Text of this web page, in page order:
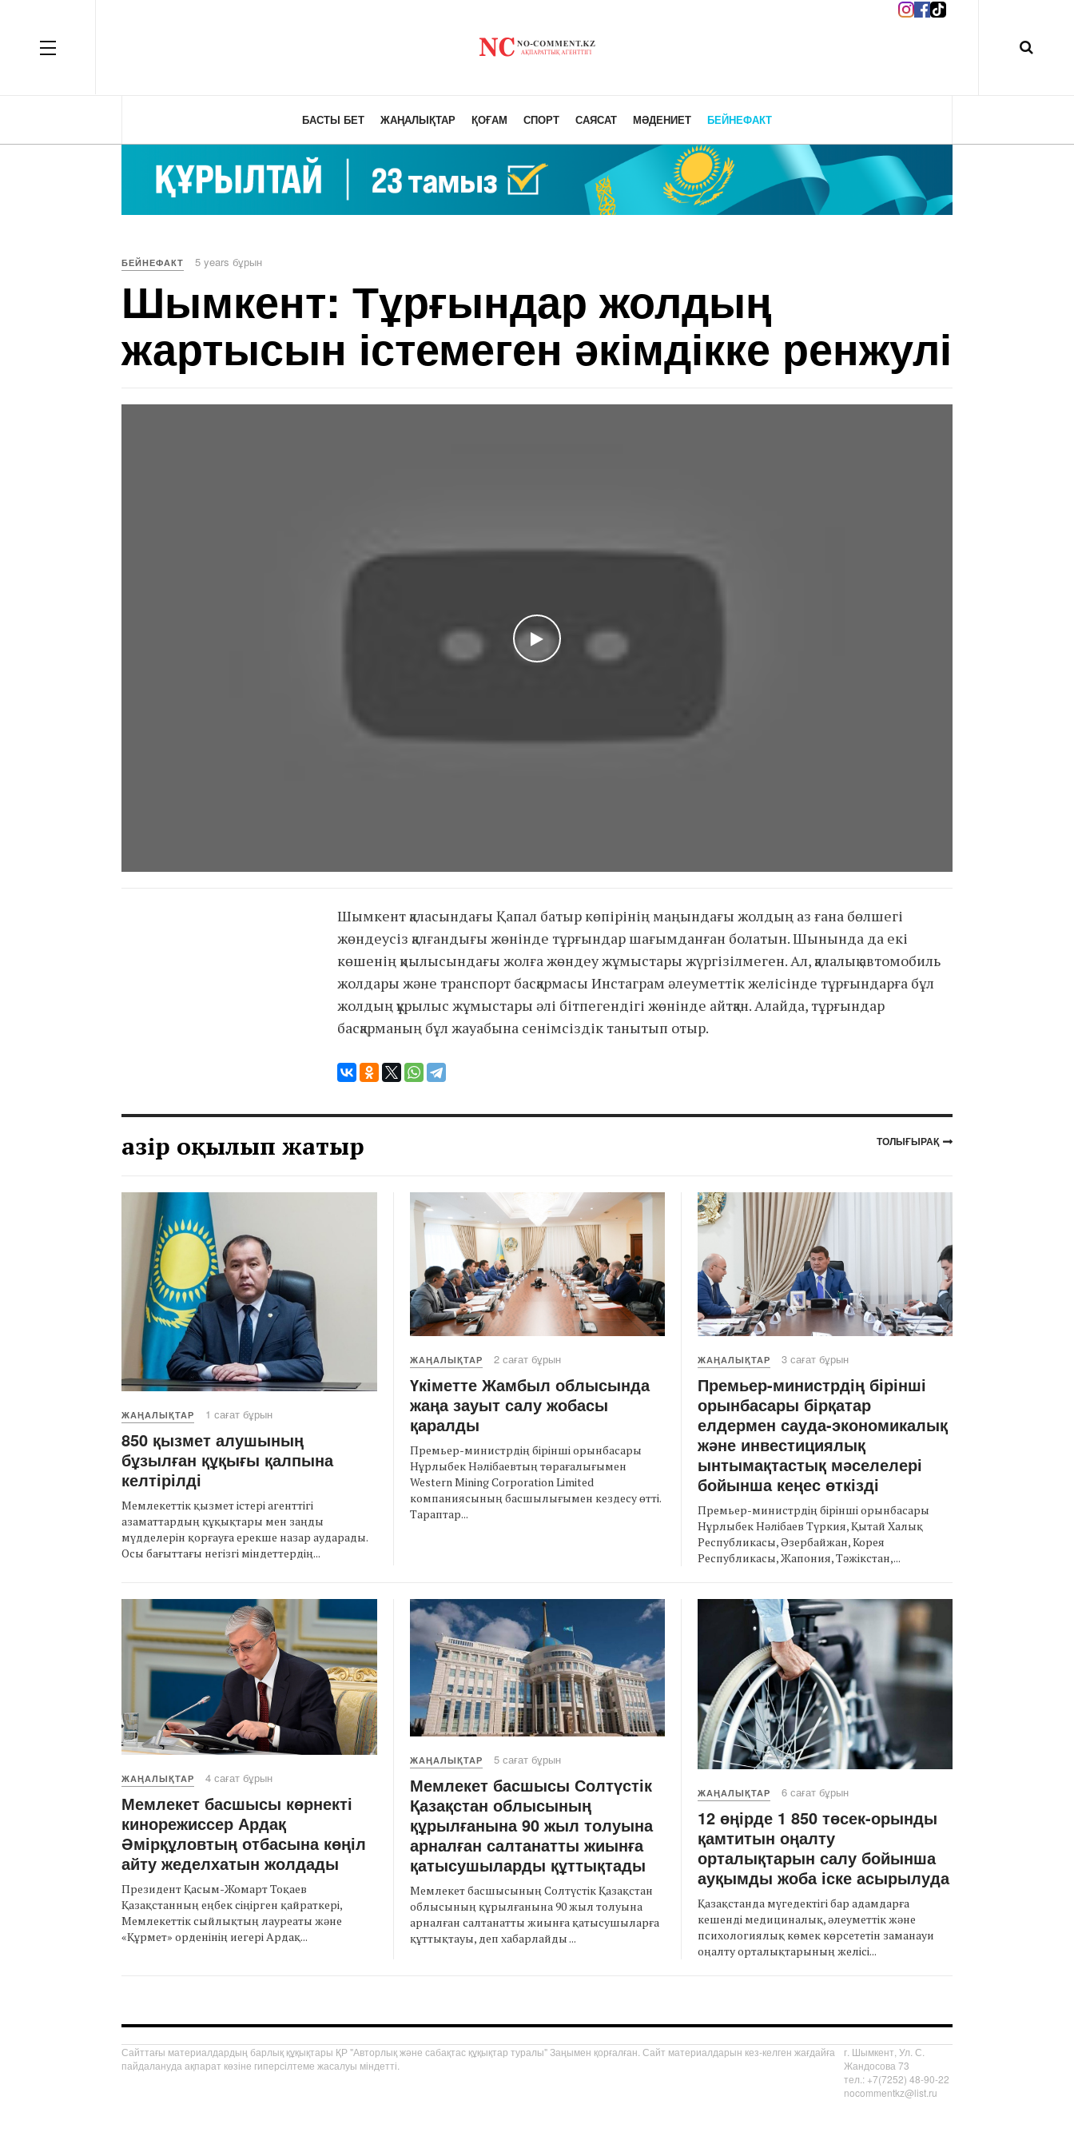
OFF CANVAS
БАСТЫ БЕТ ЖАҢАЛЫҚТАР ҚОҒАМ СПОРТ САЯСАТ МӘДЕНИЕТ БЕЙНЕФАКТ
БЕЙНЕФАКТ 5 years бұрын
Шымкент: Тұрғындар жолдың
жартысын істемеген әкімдікке ренжулі
WATCH THE VIDEO
Шымкент қаласындағы Қапал батыр көпірінің маңындағы жолдың аз ғана бөлшегі
жөндеусіз қалғандығы жөнінде тұрғындар шағымданған болатын. Шынында да екі
көшенің қиылысындағы жолға жөндеу жұмыстары жүргізілмеген. Ал, қалалық автомобиль
жолдары және транспорт басқармасы Инстаграм әлеуметтік желісінде тұрғындарға бұл
жолдың құрылыс жұмыстары әлі бітпегендігі жөнінде айтқан. Алайда, тұрғындар
басқарманың бұл жауабына сенімсіздік танытып отыр.
Қазір оқылып жатыр ТОЛЫҒЫРАҚ
ЖАҢАЛЫҚТАР 1 сағат бұрын
850 қызмет алушының
бұзылған құқығы қалпына
келтірілді
Мемлекеттік қызмет істері агенттігі
азаматтардың құқықтары мен заңды
мүдделерін қорғауға ерекше назар аударады.
Осы бағыттағы негізгі міндеттердің...
ЖАҢАЛЫҚТАР 2 сағат бұрын
Үкіметте Жамбыл облысында
жаңа зауыт салу жобасы
қаралды
Премьер-министрдің бірінші орынбасары
Нұрлыбек Нәлібаевтың төрағалығымен
Western Mining Corporation Limited
компаниясының басшылығымен кездесу өтті.
Тараптар...
ЖАҢАЛЫҚТАР 3 сағат бұрын
Премьер-министрдің бірінші
орынбасары бірқатар
елдермен сауда-экономикалық
және инвестициялық
ынтымақтастық мәселелері
бойынша кеңес өткізді
Премьер-министрдің бірінші орынбасары
Нұрлыбек Нәлібаев Түркия, Қытай Халық
Республикасы, Әзербайжан, Корея
Республикасы, Жапония, Тәжікстан,...
ЖАҢАЛЫҚТАР 4 сағат бұрын
Мемлекет басшысы көрнекті
кинорежиссер Ардақ
Әмірқұловтың отбасына көңіл
айту жеделхатын жолдады
Президент Қасым-Жомарт Тоқаев
Қазақстанның еңбек сіңірген қайраткері,
Мемлекеттік сыйлықтың лауреаты және
«Құрмет» орденінің иегері Ардақ...
ЖАҢАЛЫҚТАР 5 сағат бұрын
Мемлекет басшысы Солтүстік
Қазақстан облысының
құрылғанына 90 жыл толуына
арналған салтанатты жиынға
қатысушыларды құттықтады
Мемлекет басшысының Солтүстік Қазақстан
облысының құрылғанына 90 жыл толуына
арналған салтанатты жиынға қатысушыларға
құттықтауы, деп хабарлайды ...
ЖАҢАЛЫҚТАР 6 сағат бұрын
12 өңірде 1 850 төсек-орынды
қамтитын оңалту
орталықтарын салу бойынша
ауқымды жоба іске асырылуда
Қазақстанда мүгедектігі бар адамдарға
кешенді медициналық, әлеуметтік және
психологиялық көмек көрсететін заманауи
оңалту орталықтарының желісі...
Сайттағы материалдардың барлық құқықтары ҚР "Авторлық және сабақтас құқықтар туралы" Заңымен қорғалған. Сайт материалдарын кез-келген жағдайға
пайдалануда ақпарат көзіне гиперсілтеме жасалуы міндетті.
г. Шымкент, Ул. С.
Жандосова 73
тел.: +7(7252) 48-90-22
nocommentkz@list.ru